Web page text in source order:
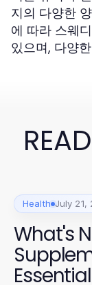
지의 다양한
에 따라 스웨
있으며, 다양
Health July 21,
What's